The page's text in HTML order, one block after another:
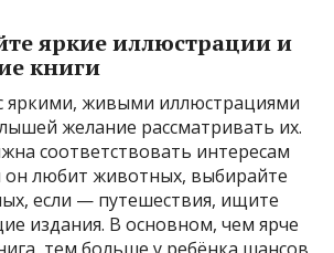
яркие иллюстрации и
книги
яркими, живыми иллюстрациями
желание рассматривать их.
соответствовать интересам
он любит животных, выбирайте
если — путешествия, ищите
издания. В основном, чем ярче